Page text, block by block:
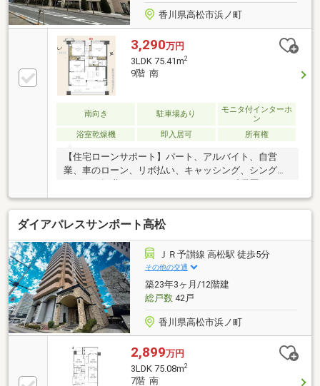
香川県高松市浜ノ町
3,290万円
3LDK 75.41m2
9階 南
南向き 駐車場あり
モニタ付インターホ
ン
浴室乾燥機
即入居可 所有権
【住宅ローンサポート】パート、アルバイト、自営
業、車のローン、リボ払い、キャッシング、シングル
マザー、転職したばかり、クレジットの延滞歴がある
など住宅ローン審査が不安、「自分は無理かも…」と
いう方ほどご相談ください！▼審査通過例・年収300
万＋車ローン／勤続1年→通過・年収260万／シングル
／カード残債→通過・転職4ヶ月／頭金0→通過・自営
業2年目→補足資料＆補足説明で通過・パート3年目/年
収180万円→承無理な営業はいたしません。通る方法
を一緒に探します。087-810-3147／【見学予約】から
も受付中
ダイアパレスサンポート高松
ＪＲ予讃線 高松駅 徒歩5分
その他の交通
築23年3ヶ月/12階建
総戸数42戸
香川県高松市浜ノ町
2,899万円
3LDK 75.08m2
7階 南